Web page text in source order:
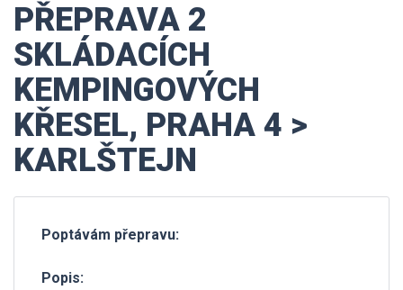
PŘEPRAVA 2
SKLÁDACÍCH
KEMPINGOVÝCH
KŘESEL, PRAHA 4 >
KARLŠTEJN
Poptávám přepravu:
Popis: